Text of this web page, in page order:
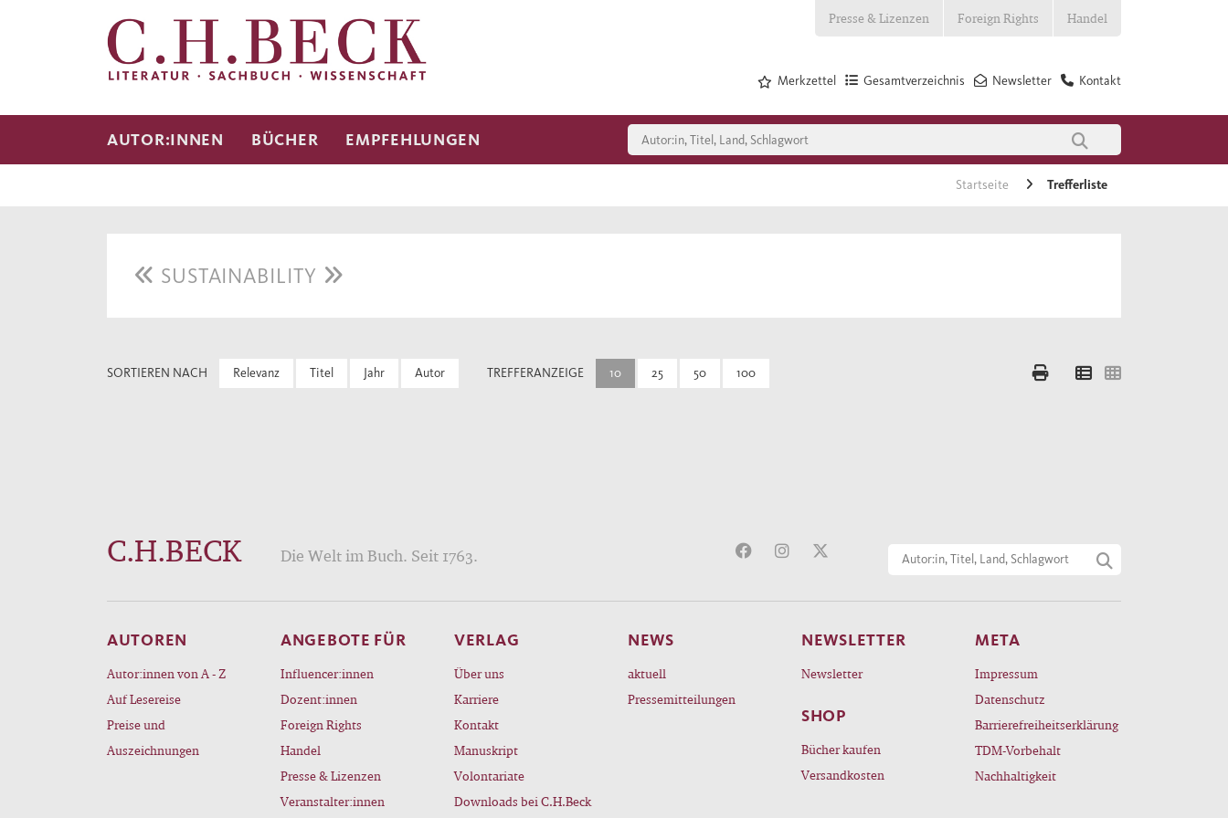
Presse & Lizenzen Foreign Rights Handel
Kontakt
Newsletter
Gesamtverzeichnis
Merkzettel
AUTOR:INNEN BÜCHER EMPFEHLUNGEN
Startseite Trefferliste
SUSTAINABILITY
SORTIEREN NACH Relevanz Titel Jahr Autor TREFFERANZEIGE 10 25 50 100
C.H.BECK Die Welt im Buch. Seit 1763.
AUTOREN
Autor:innen von A - Z
Auf Lesereise
Preise und
Auszeichnungen
ANGEBOTE FÜR
Influencer:innen
Dozent:innen
Foreign Rights
Handel
Presse & Lizenzen
Veranstalter:innen
VERLAG
Über uns
Karriere
Kontakt
Manuskript
Volontariate
Downloads bei C.H.Beck
NEWS
aktuell
Pressemitteilungen
NEWSLETTER
Newsletter
SHOP
Bücher kaufen
Versandkosten
META
Impressum
Datenschutz
Barrierefreiheitserklärung
TDM-Vorbehalt
Nachhaltigkeit